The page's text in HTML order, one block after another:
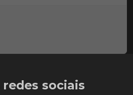
redes sociais